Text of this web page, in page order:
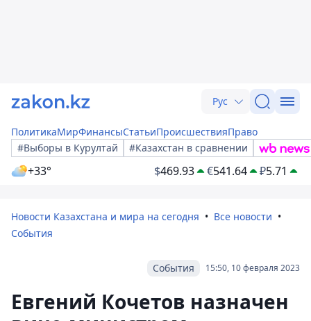
Рус
ПолитикаМирФинансыСтатьиПроисшествияПраво
#Выборы в Курултай
#Казахстан в сравнении
+33° $469.93 €541.64 ₽5.71
Новости Казахстана и мира на сегодня
Все новости
События
15:50, 10 февраля 2023
События
Евгений Кочетов назначен